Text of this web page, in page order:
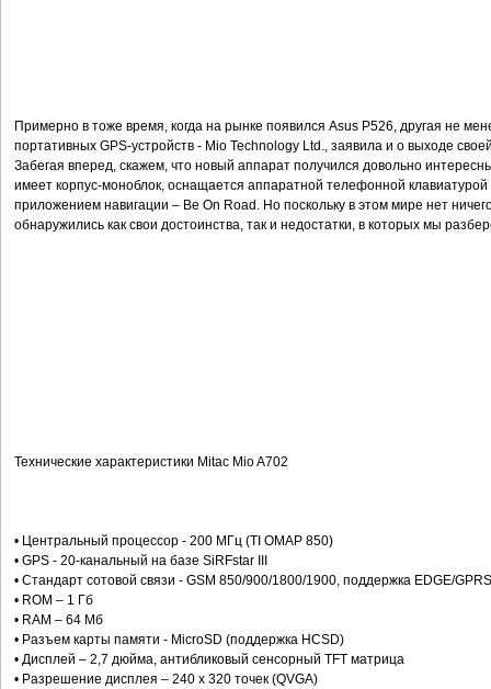
Примерно в тоже время, когда на рынке появился Asus P526, другая не
портативных GPS-устройств - Mio Technology Ltd., заявила и о выходе
Забегая вперед, скажем, что новый аппарат получился довольно
имеет корпус-моноблок, оснащается аппаратной телефонной
приложением навигации – Be Оn Road. Но поскольку в этом мире нет
обнаружились как свои достоинства, так и недостатки, в которых мы
Технические характеристики Mitac Mio A702
• Центральный процессор - 200 МГц (TI OMAP 850)
• GPS - 20-канальный на базе SiRFstar III
• Стандарт сотовой связи - GSM 850/900/1800/1900, поддержка EDGE/GPRS
• ROM – 1 Гб
• RAM – 64 Мб
• Разъем карты памяти - MicroSD (поддержка HCSD)
• Дисплей – 2,7 дюйма, антибликовый сенсорный TFT матрица
• Разрешение дисплея – 240 x 320 точек (QVGA)